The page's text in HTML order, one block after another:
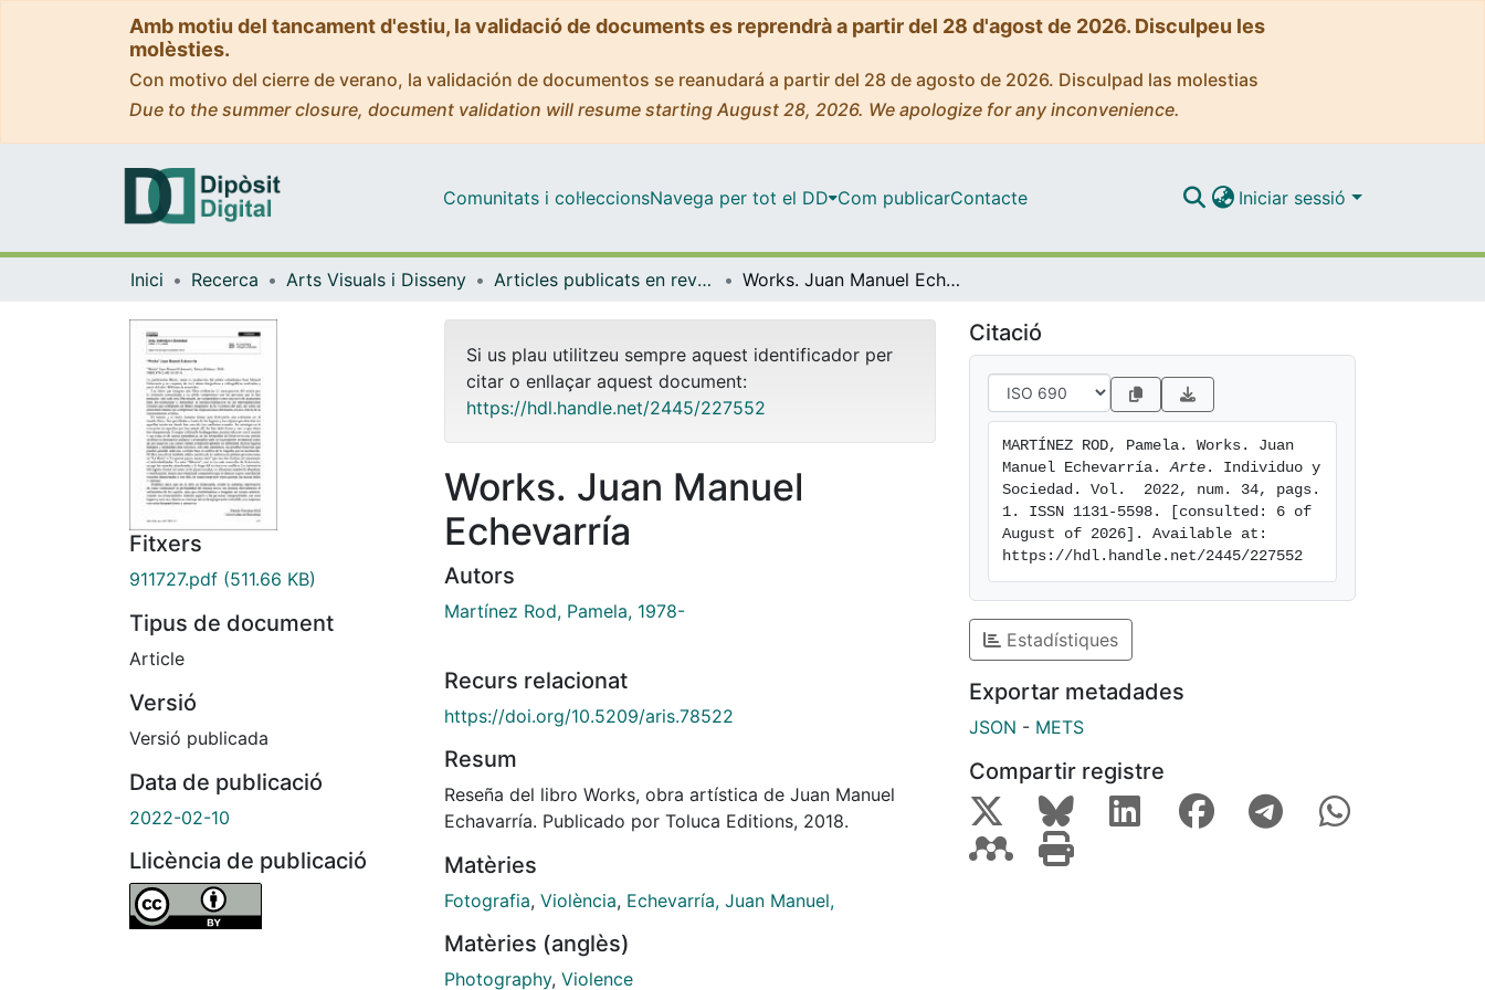
Amb motiu del tancament d'estiu, la validació de documents es reprendrà a partir del 28 d'agost de 2026. Disculpeu les
molèsties.
Con motivo del cierre de verano, la validación de documentos se reanudará a partir del 28 de agosto de 2026. Disculpad las molestias
Due to the summer closure, document validation will resume starting August 28, 2026. We apologize for any inconvenience.
Comunitats i col·leccionsNavega per tot el DD Com publicarContacte Iniciar sessió
Inici Recerca Arts Visuals i Disseny Articles publicats en revistes (Arts Visuals i Disseny) Works. Juan Manuel Echevarría
Fitxers
911727.pdf (511.66 KB)
Tipus de document
Article
Versió
Versió publicada
Data de publicació
2022-02-10
Llicència de publicació
Si us plau utilitzeu sempre aquest identificador per
citar o enllaçar aquest document:
https://hdl.handle.net/2445/227552
Works. Juan Manuel
Echevarría
Autors
Martínez Rod, Pamela, 1978-
Recurs relacionat
https://doi.org/10.5209/aris.78522
Resum
Reseña del libro Works, obra artística de Juan Manuel
Echavarría. Publicado por Toluca Editions, 2018.
Matèries
Fotografia, Violència, Echevarría, Juan Manuel,
Matèries (anglès)
Photography, Violence
Citació
MARTÍNEZ ROD, Pamela. Works. Juan
Manuel Echevarría. Arte . Individuo y
Sociedad. Vol.  2022, num. 34, pags.
1. ISSN 1131-5598. [consulted: 6 of
August of 2026]. Available at:
https://hdl.handle.net/2445/227552
Estadístiques
Exportar metadades
JSON - METS
Compartir registre